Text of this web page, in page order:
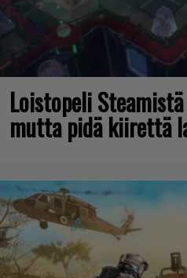
Loistopeli
mutta pidä kiirettä